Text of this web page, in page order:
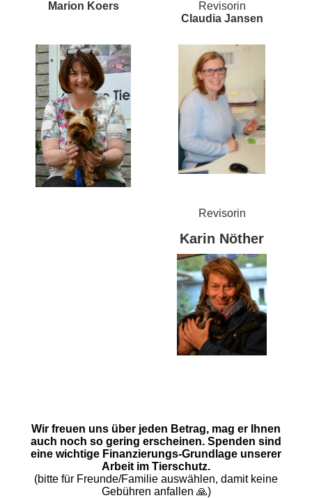
Marion Koers
Revisorin
Claudia Jansen
Revisorin
Karin Nöther
Wir freuen uns über jeden Betrag, mag er Ihnen
auch noch so gering erscheinen. Spenden sind
eine wichtige Finanzierungs-Grundlage unserer
Arbeit im Tierschutz.
(bitte für Freunde/Familie auswählen, damit keine
Gebühren anfallen 🙏)